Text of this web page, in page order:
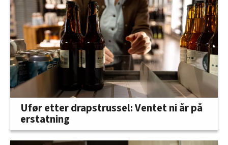
Ufør etter drapstrussel: Ventet ni år på
erstatning